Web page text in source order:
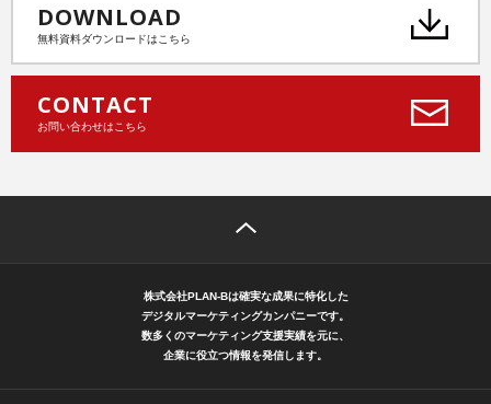
DOWNLOAD
無料資料ダウンロードはこちら
CONTACT
お問い合わせはこちら
株式会社PLAN-Bは確実な成果に特化した
デジタルマーケティングカンパニーです。
数多くのマーケティング支援実績を元に、
企業に役立つ情報を発信します。